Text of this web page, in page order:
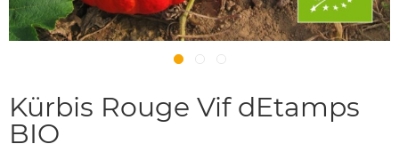
Kürbis Rouge Vif dEtamps
BIO